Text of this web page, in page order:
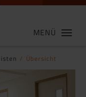
MENÜ
Übersicht